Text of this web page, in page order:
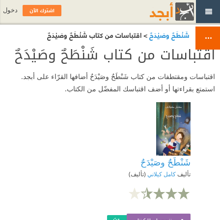
شَنْطَحٌ وصَيْدَحٌ> اقتباسات من كتاب شَنْطَحٌ وصَيْدَحٌ
اقتباسات من كتاب شَنْطَحٌ وصَيْدَحٌ
اقتباسات ومقتطفات من كتاب شَنْطَحٌ وصَيْدَحٌ أضافها القرّاء على أبجد.
استمتع بقراءتها أو أضف اقتباسك المفضّل من الكتاب.
شَنْطَحٌ وصَيْدَحٌ
تأليفكامل كيلاني (تأليف)
اشترك الآن دخول